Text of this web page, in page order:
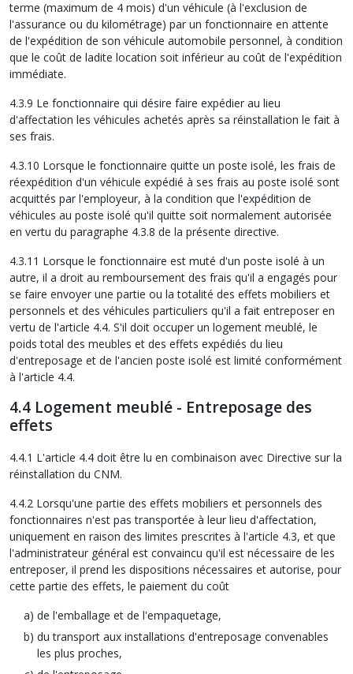
terme (maximum de 4 mois) d'un véhicule (à l'exclusion de
l'assurance ou du kilométrage) par un fonctionnaire en attente
de l'expédition de son véhicule automobile personnel, à condition
que le coût de ladite location soit inférieur au coût de l'expédition
immédiate.
4.3.9 Le fonctionnaire qui désire faire expédier au lieu
d'affectation les véhicules achetés après sa réinstallation le fait à
ses frais.
4.3.10 Lorsque le fonctionnaire quitte un poste isolé, les frais de
réexpédition d'un véhicule expédié à ses frais au poste isolé sont
acquittés par l'employeur, à la condition que l'expédition de
véhicules au poste isolé qu'il quitte soit normalement autorisée
en vertu du paragraphe 4.3.8 de la présente directive.
4.3.11 Lorsque le fonctionnaire est muté d'un poste isolé à un
autre, il a droit au remboursement des frais qu'il a engagés pour
se faire envoyer une partie ou la totalité des effets mobiliers et
personnels et des véhicules particuliers qu'il a fait entreposer en
vertu de l'article 4.4. S'il doit occuper un logement meublé, le
poids total des meubles et des effets expédiés du lieu
d'entreposage et de l'ancien poste isolé est limité conformément
à l'article 4.4.
4.4 Logement meublé - Entreposage des
effets
4.4.1 L'article 4.4 doit être lu en combinaison avec Directive sur la
réinstallation du CNM.
4.4.2 Lorsqu'une partie des effets mobiliers et personnels des
fonctionnaires n'est pas transportée à leur lieu d'affectation,
uniquement en raison des limites prescrites à l'article 4.3, et que
l'administrateur général est convaincu qu'il est nécessaire de les
entreposer, il prend les dispositions nécessaires et autorise, pour
cette partie des effets, le paiement du coût
de l'emballage et de l'empaquetage,
du transport aux installations d'entreposage convenables
les plus proches,